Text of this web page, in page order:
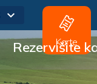
Karte
Rezervišite